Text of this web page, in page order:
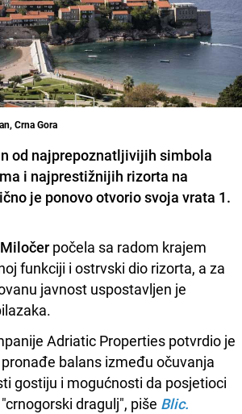
Crna Gora
od najprepoznatljivijih simbola
i najprestižnijih rizorta na
je ponovo otvorio svoja vrata 1.
počela sa radom krajem
funkciji i ostrvski dio rizorta, a za
javnost uspostavljen je
Adriatic Properties potvrdio je
balans između očuvanja
gostiju i mogućnosti da posjetioci
dragulj", piše Blic.